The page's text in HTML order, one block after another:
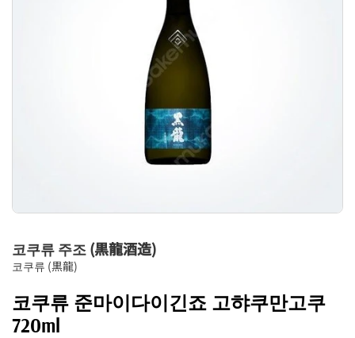
코쿠류 주조 (黒龍酒造)
코쿠류 (黒龍)
코쿠류 준마이다이긴죠 고햐쿠만고쿠
720ml